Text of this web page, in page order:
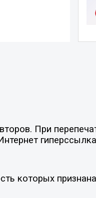
При
которых